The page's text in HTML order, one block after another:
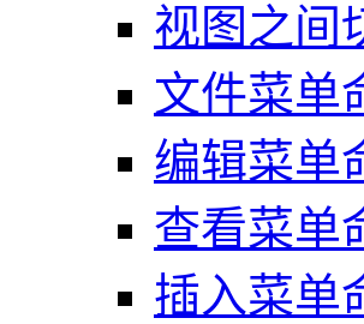
视图之间
文件菜单
编辑菜单
查看菜单
插入菜单